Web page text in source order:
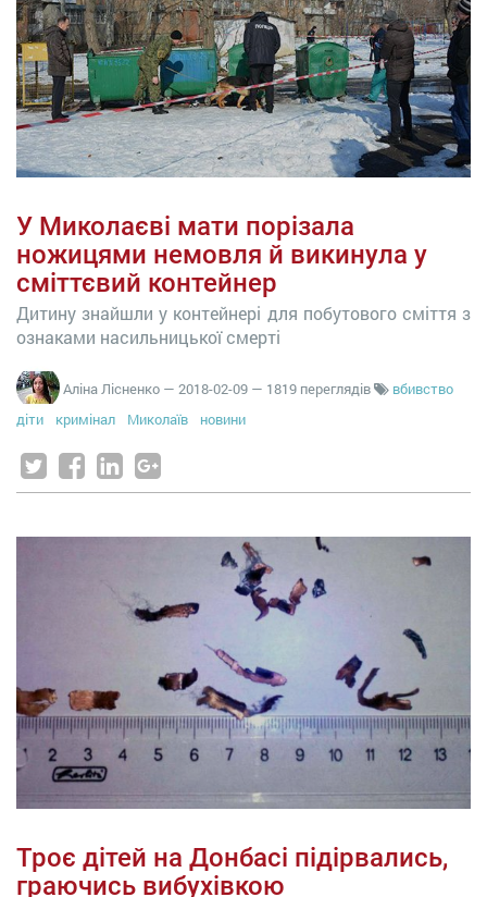
У Миколаєві мати порізала
ножицями немовля й викинула у
сміттєвий контейнер
Дитину знайшли у контейнері для побутового сміття з
ознаками насильницької смерті
Аліна Лісненко — 2018-02-09 — 1819 переглядів
вбивство
діти
кримінал Миколаїв новини
Троє дітей на Донбасі підірвались,
граючись вибухівкою